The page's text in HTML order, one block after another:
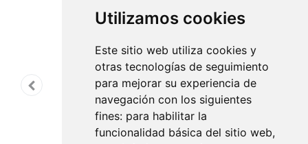
Utilizamos cookies
Este sitio web utiliza cookies y
otras tecnologías de seguimiento
para mejorar su experiencia de
navegación con los siguientes
fines: para habilitar la
funcionalidad básica del sitio web,